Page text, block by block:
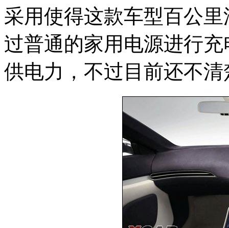
采用使得这款车型百公
过普通的家用电源进行
供电力，不过目前还不